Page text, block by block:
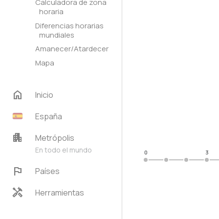
Calculadora de zona
horaria
Diferencias horarias
mundiales
Amanecer/Atardecer
Mapa
home
Inicio
España
apartment Metrópolis
En todo el mundo
flag Países
handyman Herramientas
0 3